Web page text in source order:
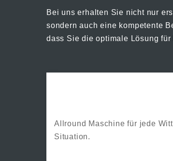
Bei uns erhalten Sie nicht nur
sondern auch eine kompetente
dass Sie die optimale Lösung
Allround Maschine für jede
Situation.